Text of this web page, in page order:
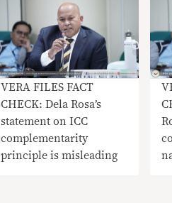
VERA FILES FACT
CHECK: Dela Rosa’s
statement on ICC
complementarity
principle is misleading